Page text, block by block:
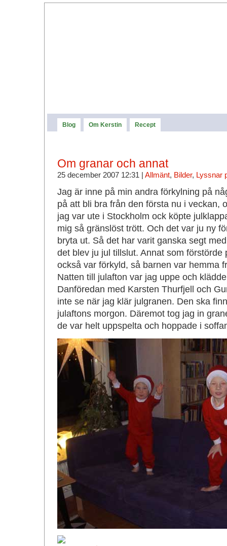
Blog Om Kerstin Recept
Om granar och annat
25 december 2007 12:31 | Allmänt, Bilder, Lyssnar
Jag är inne på min andra förkylning på
på att bli bra från den första nu i veckan,
jag var ute i Stockholm ock köpte
mig så gränslöst trött. Och det var ju ny
bryta ut. Så det har varit ganska segt
det blev ju jul tillslut. Annat som förstörde
också var förkyld, så barnen var hemma
Natten till julafton var jag uppe och
Danföredan med Karsten Thurfjell och
inte se när jag klär julgranen. Den ska
julaftons morgon. Däremot tog jag in
de var helt uppspelta och hoppade i